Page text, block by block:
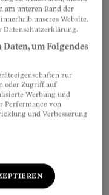
langen
durch unzählige
sich
sich
von
am unteren Rand der
unseres Website.
Datenschutzerklärung.
um Folgendes
zur
oder Zugriff auf
Werbung und
Performance von
und Verbesserung